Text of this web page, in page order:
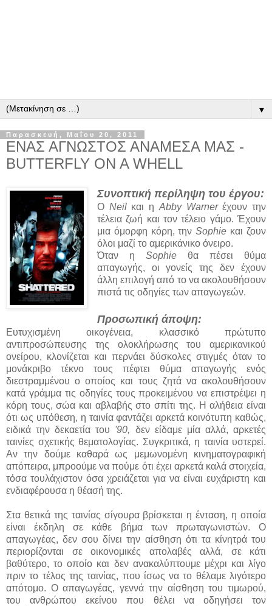
▼
Παρασκευή, Μαΐου 20, 2011
ΕΝΑΣ ΑΓΝΩΣΤΟΣ ΑΝΑΜΕΣΑ ΜΑΣ -
BUTTERFLY ON A WHELL
Συνοπτική περίληψη του έργου:
Ο Neil και η Abby Warnerέχουν την
τέλεια ζωή και τον τέλειο γάμο. Έχουν
μια όμορφη κόρη, τηνSophie και ζουν
όλοι μαζί το αμερικάνικο όνειρο.
Όταν η Sophie θα πέσει θύμα
απαγωγής, οι γονείς της δεν έχουν
άλλη επιλογή από το να ακολουθήσουν
πιστά τις οδηγίες των απαγωγεών.
Προσωπική άποψη:
Ευτυχισμένη οικογένεια, κλασσικό πρώτυπο
αντιπροσώπευσης της ολοκλήρωσης του αμερικανικού
ονείρου, κλονίζεται και περνάει δύσκολες στιγμές όταν το
μονάκριβο τέκνο τους πέφτει θύμα απαγωγής ενός
διεστραμμένου ο οποίος και τους ζητά να ακολουθήσουν
κατά γράμμα τις οδηγίες τους προκειμένου να επιστρέψει η
κόρη τους, σώα και αβλαβής στο σπίτι της. Η αλήθεια είναι
ότι ως υπόθεση, η ταινία φαντάζει αρκετά κοινότυπη καθώς,
ειδικά την δεκαετία του '90, δεν είδαμε μία αλλά, αρκετές
ταινίες σχετικής θεματολογίας. Συγκριτικά, η ταινία υστερεί.
Αν την δούμε καθαρά ως μεμωνομένη κινηματογραφική
απόπειρα, μπροούμε να πούμε ότι έχει αρκετά καλά στοιχεία,
τόσα τουλάχιστον όσα χρειάζεται για να είναι ευχάριστη και
ενδιαφέρουσα η θέασή της.
Στα θετικά της ταινίας σίγουρα βρίσκεται η ένταση, η οποία
είναι έκδηλη σε κάθε βήμα των πρωταγωνιστών. Ο
απαγωγέας, δεν σου δίνει την αίσθηση ότι τα κίνητρά του
περιορίζονται σε οικονομικές απολαβές αλλά, σε κάτι
βαθύτερο, το οποίο και δεν ανακαλύπτουμε μέχρι και λίγο
πριν το τέλος της ταινίας, που ίσως να το θέλαμε λιγότερο
απότομο. Ο απαγωγέας, γεννά την αίσθηση του τιμωρού,
του ανθρώπου εκείνου που θέλει να οδηγήσει τον